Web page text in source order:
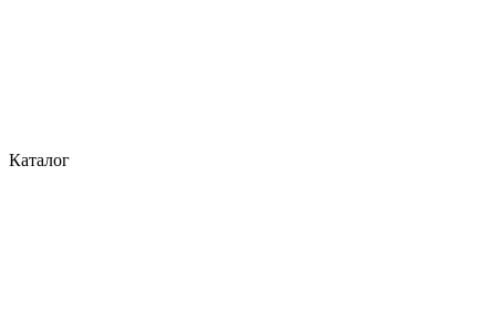
Каталог